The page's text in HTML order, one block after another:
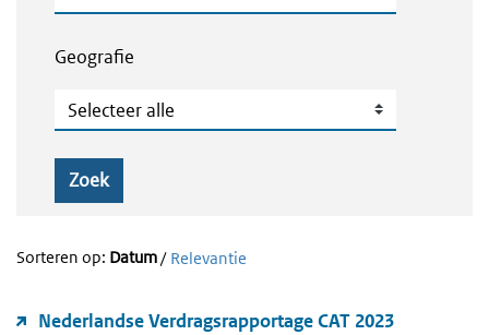
Geografie
Geografie
Zoek
Sorteren op: Datum/ Relevantie
Nederlandse Verdragsrapportage CAT 2023